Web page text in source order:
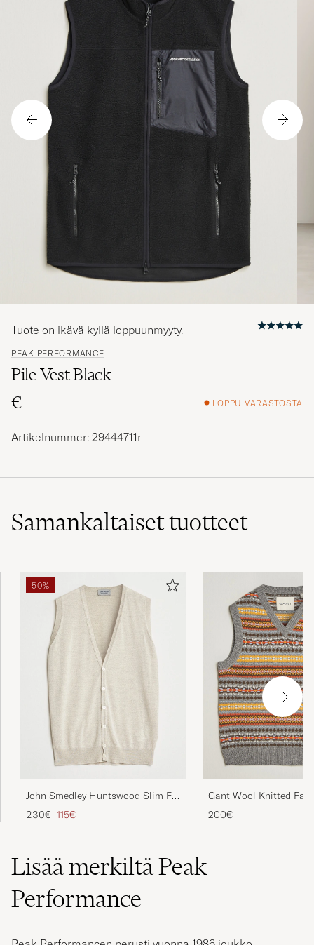
PEAK PERFORMANCE
Pile Vest Black
€
LOPPU VARASTOSTA
Tuote on ikävä kyllä loppuunmyyty.
Artikelnummer: 29444711r
Samankaltaisettuotteet
50%
John Smedley Huntswood Slim Fit
Waistcoat Grey Fleece
Tavallinen hinta
230€ Alennettu hinta
115€
Gant Wool Knitted
Multi
200€
Lisää merkiltä Peak
Performance